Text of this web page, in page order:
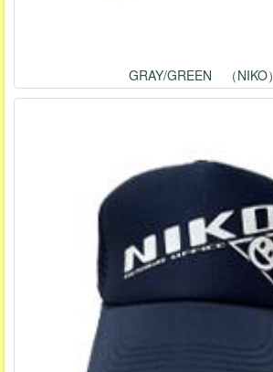
GRAY/GREEN （NIKO）